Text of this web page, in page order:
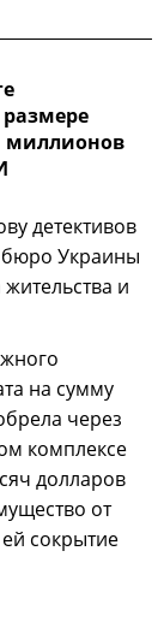
миллионов
детективов
Украины
и
на сумму
через
комплексе
долларов
от
сокрытие